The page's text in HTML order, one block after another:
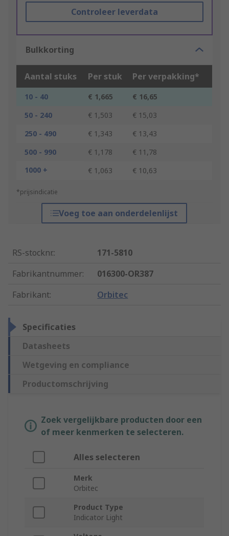
Controleer leverdata
Bulkkorting
Aantal stuks Per stuk Per verpakking*
10 - 40 € 1,665
€ 16,65
50 - 240
€ 1,503
€ 15,03
250 - 490
€ 1,343
€ 13,43
500 - 990
€ 1,178
€ 11,78
1000 +
€ 1,063 € 10,63
*prijsindicatie
Voeg toe aan onderdelenlijst
RS-stocknr.:
171-5810
Fabrikantnummer:
016300-OR387
Fabrikant: Orbitec
Specificaties
Datasheets
Wetgeving en compliance
Productomschrijving
Zoek vergelijkbare producten door een
of meer kenmerken te selecteren.
Alles selecteren
Merk
Orbitec
Product Type
Indicator Light